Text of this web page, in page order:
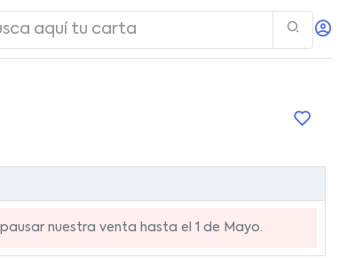
nuestra venta hasta el 1 de Mayo.